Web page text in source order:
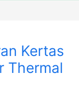
Kertas
Thermal